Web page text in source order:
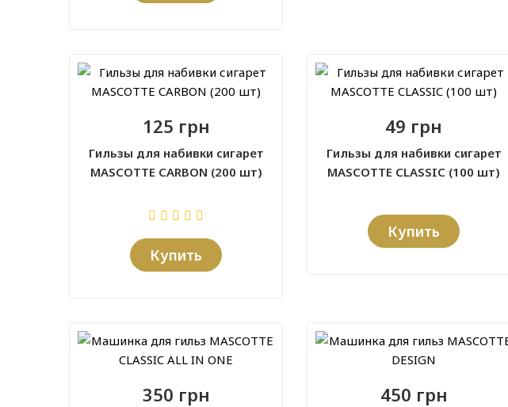
125 грн
Гильзы для набивки сигарет
MASCOTTE CARBON (200 шт)
Купить
49 грн
Гильзы для набивки сигарет
MASCOTTE CLASSIC (100 шт)
Купить
350 грн 450 грн